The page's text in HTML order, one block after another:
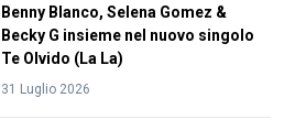
Benny Blanco, Selena Gomez &
Becky G insieme nel nuovo singolo
Te Olvido (La La)
31 Luglio 2026